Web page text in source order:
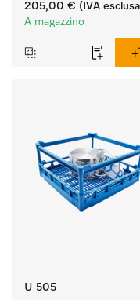
205,00 € (IVA
A magazzino
U 505